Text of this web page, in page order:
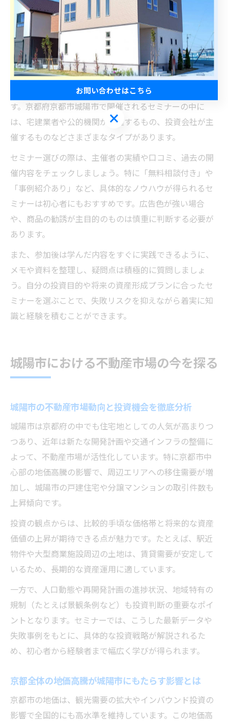
比較し、自分に合ったサポートを選択することで、安心
して不動産取引や資産運用を進められます。
投資初心者が知るべき不動産セミナーの選び方
投資初心者にとって不動産セミナー選びは、情報の信頼
性や実践的な内容かどうかが重要なポイントとなりま
す。京都府京都市城陽市で開催されるセミナーの中に
は、宅建業者や公的機関が主催するもの、投資会社が主
催するものなどさまざまなタイプがあります。
セミナー選びの際は、主催者の実績や口コミ、過去の開
催内容をチェックしましょう。特に「無料相談付き」や
「事例紹介あり」など、具体的なノウハウが得られるセ
ミナーは初心者にもおすすめです。広告色が強い場合
や、商品の勧誘が主目的のものは慎重に判断する必要が
あります。
また、参加後は学んだ内容をすぐに実践できるように、
メモや資料を整理し、疑問点は積極的に質問しましょ
う。自分の投資目的や将来の資産形成プランに合ったセ
ミナーを選ぶことで、失敗リスクを抑えながら着実に知
識と経験を積むことができます。
城陽市における不動産市場の今を探る
城陽市の不動産市場動向と投資機会を徹底分析
城陽市は京都府の中でも住宅地としての人気が高まりつ
つあり、近年は新たな開発計画や交通インフラの整備に
よって、不動産市場が活性化しています。特に京都市中
心部の地価高騰の影響で、周辺エリアへの移住需要が増
加し、城陽市の戸建住宅や分譲マンションの取引件数も
上昇傾向です。
投資の観点からは、比較的手頃な価格帯と将来的な資産
価値の上昇が期待できる点が魅力です。たとえば、駅近
物件や大型商業施設周辺の土地は、賃貸需要が安定して
いるため、長期的な資産運用に適しています。
一方で、人口動態や再開発計画の進捗状況、地域特有の
規制（たとえば景観条例など）も投資判断の重要なポイ
ントとなります。セミナーでは、こうした最新データや
失敗事例をもとに、具体的な投資戦略が解説されるた
め、初心者から経験者まで幅広く学びが得られます。
京都全体の地価高騰が城陽市にもたらす影響とは
京都市の地価は、観光需要の拡大やインバウンド投資の
影響で全国的にも高水準を維持しています。この地価高
お問い合わせはこちら
お問い合わせはこちら